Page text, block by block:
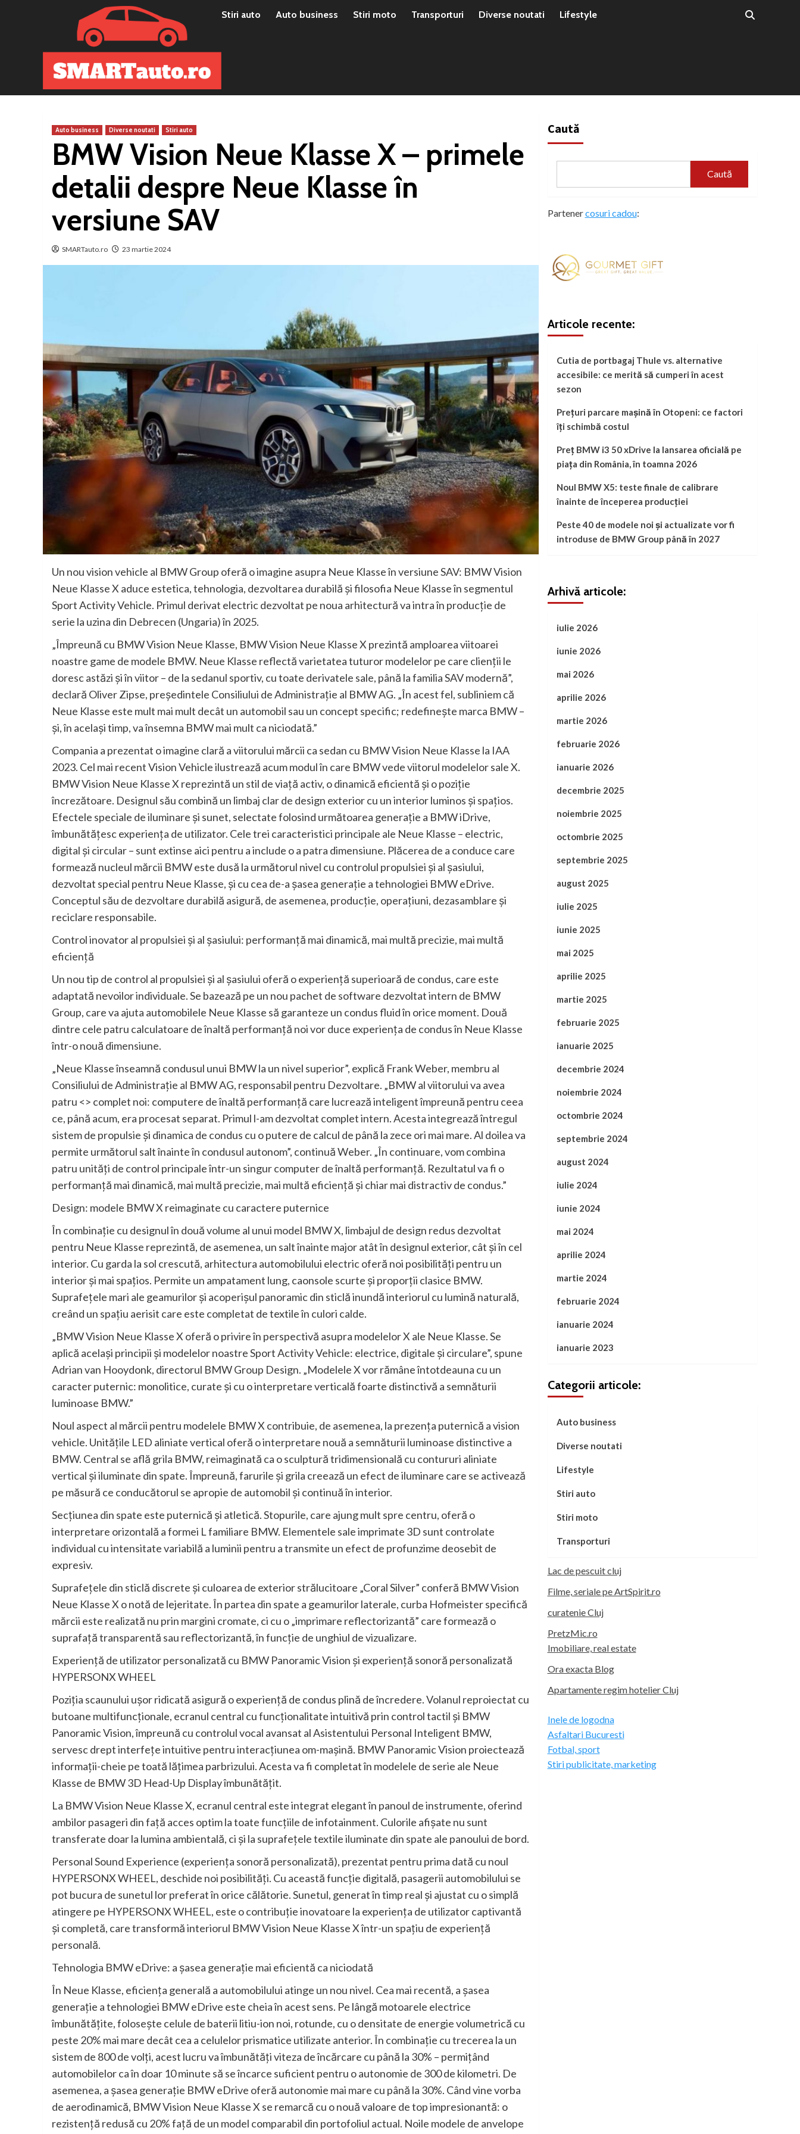
Stiri auto Auto business Stiri moto Transporturi Diverse noutati Lifestyle
Auto business Diverse noutati Stiri auto
BMW Vision Neue Klasse X – primele
detalii despre Neue Klasse în
versiune SAV
SMARTauto.ro 23 martie 2024
Un nou vision vehicle al BMW Group oferă o imagine asupra Neue Klasse în versiune SAV: BMW Vision
Neue Klasse X aduce estetica, tehnologia, dezvoltarea durabilă şi filosofia Neue Klasse în segmentul
Sport Activity Vehicle. Primul derivat electric dezvoltat pe noua arhitectură va intra în producţie de
serie la uzina din Debrecen (Ungaria) în 2025.
„Împreună cu BMW Vision Neue Klasse, BMW Vision Neue Klasse X prezintă amploarea viitoarei
noastre game de modele BMW. Neue Klasse reflectă varietatea tuturor modelelor pe care clienţii le
doresc astăzi şi în viitor – de la sedanul sportiv, cu toate derivatele sale, până la familia SAV modernă”,
declară Oliver Zipse, preşedintele Consiliului de Administraţie al BMW AG. „În acest fel, subliniem că
Neue Klasse este mult mai mult decât un automobil sau un concept specific; redefineşte marca BMW –
şi, în acelaşi timp, va însemna BMW mai mult ca niciodată.”
Compania a prezentat o imagine clară a viitorului mărcii ca sedan cu BMW Vision Neue Klasse la IAA
2023. Cel mai recent Vision Vehicle ilustrează acum modul în care BMW vede viitorul modelelor sale X.
BMW Vision Neue Klasse X reprezintă un stil de viaţă activ, o dinamică eficientă şi o poziţie
încrezătoare. Designul său combină un limbaj clar de design exterior cu un interior luminos şi spaţios.
Efectele speciale de iluminare şi sunet, selectate folosind următoarea generaţie a BMW iDrive,
îmbunătăţesc experienţa de utilizator. Cele trei caracteristici principale ale Neue Klasse – electric,
digital şi circular – sunt extinse aici pentru a include o a patra dimensiune. Plăcerea de a conduce care
formează nucleul mărcii BMW este dusă la următorul nivel cu controlul propulsiei şi al şasiului,
dezvoltat special pentru Neue Klasse, şi cu cea de-a şasea generaţie a tehnologiei BMW eDrive.
Conceptul său de dezvoltare durabilă asigură, de asemenea, producţie, operaţiuni, dezasamblare şi
reciclare responsabile.
Control inovator al propulsiei şi al şasiului: performanţă mai dinamică, mai multă precizie, mai multă
eficienţă
Un nou tip de control al propulsiei şi al şasiului oferă o experienţă superioară de condus, care este
adaptată nevoilor individuale. Se bazează pe un nou pachet de software dezvoltat intern de BMW
Group, care va ajuta automobilele Neue Klasse să garanteze un condus fluid în orice moment. Două
dintre cele patru calculatoare de înaltă performanţă noi vor duce experienţa de condus în Neue Klasse
într-o nouă dimensiune.
„Neue Klasse înseamnă condusul unui BMW la un nivel superior”, explică Frank Weber, membru al
Consiliului de Administraţie al BMW AG, responsabil pentru Dezvoltare. „BMW al viitorului va avea
patru <> complet noi: computere de înaltă performanţă care lucrează inteligent împreună pentru ceea
ce, până acum, era procesat separat. Primul l-am dezvoltat complet intern. Acesta integrează întregul
sistem de propulsie şi dinamica de condus cu o putere de calcul de până la zece ori mai mare. Al doilea va
permite următorul salt înainte în condusul autonom”, continuă Weber. „În continuare, vom combina
patru unităţi de control principale într-un singur computer de înaltă performanţă. Rezultatul va fi o
performanţă mai dinamică, mai multă precizie, mai multă eficienţă şi chiar mai distractiv de condus.”
Design: modele BMW X reimaginate cu caractere puternice
În combinaţie cu designul în două volume al unui model BMW X, limbajul de design redus dezvoltat
pentru Neue Klasse reprezintă, de asemenea, un salt înainte major atât în designul exterior, cât şi în cel
interior. Cu garda la sol crescută, arhitectura automobilului electric oferă noi posibilităţi pentru un
interior şi mai spaţios. Permite un ampatament lung, caonsole scurte şi proporţii clasice BMW.
Suprafeţele mari ale geamurilor şi acoperişul panoramic din sticlă inundă interiorul cu lumină naturală,
creând un spaţiu aerisit care este completat de textile în culori calde.
„BMW Vision Neue Klasse X oferă o privire în perspectivă asupra modelelor X ale Neue Klasse. Se
aplică acelaşi principii şi modelelor noastre Sport Activity Vehicle: electrice, digitale şi circulare”, spune
Adrian van Hooydonk, directorul BMW Group Design. „Modelele X vor rămâne întotdeauna cu un
caracter puternic: monolitice, curate şi cu o interpretare verticală foarte distinctivă a semnăturii
luminoase BMW.”
Noul aspect al mărcii pentru modelele BMW X contribuie, de asemenea, la prezenţa puternică a vision
vehicle. Unităţile LED aliniate vertical oferă o interpretare nouă a semnăturii luminoase distinctive a
BMW. Central se află grila BMW, reimaginată ca o sculptură tridimensională cu contururi aliniate
vertical şi iluminate din spate. Împreună, farurile şi grila creează un efect de iluminare care se activează
pe măsură ce conducătorul se apropie de automobil şi continuă în interior.
Secţiunea din spate este puternică şi atletică. Stopurile, care ajung mult spre centru, oferă o
interpretare orizontală a formei L familiare BMW. Elementele sale imprimate 3D sunt controlate
individual cu intensitate variabilă a luminii pentru a transmite un efect de profunzime deosebit de
expresiv.
Suprafeţele din sticlă discrete şi culoarea de exterior strălucitoare „Coral Silver” conferă BMW Vision
Neue Klasse X o notă de lejeritate. În partea din spate a geamurilor laterale, curba Hofmeister specifică
mărcii este realizată nu prin margini cromate, ci cu o „imprimare reflectorizantă” care formează o
suprafaţă transparentă sau reflectorizantă, în funcţie de unghiul de vizualizare.
Experienţă de utilizator personalizată cu BMW Panoramic Vision şi experienţă sonoră personalizată
HYPERSONX WHEEL
Poziţia scaunului uşor ridicată asigură o experienţă de condus plină de încredere. Volanul reproiectat cu
butoane multifuncţionale, ecranul central cu funcţionalitate intuitivă prin control tactil şi BMW
Panoramic Vision, împreună cu controlul vocal avansat al Asistentului Personal Inteligent BMW,
servesc drept interfeţe intuitive pentru interacţiunea om-maşină. BMW Panoramic Vision proiectează
informaţii-cheie pe toată lăţimea parbrizului. Acesta va fi completat în modelele de serie ale Neue
Klasse de BMW 3D Head-Up Display îmbunătăţit.
La BMW Vision Neue Klasse X, ecranul central este integrat elegant în panoul de instrumente, oferind
ambilor pasageri din faţă acces optim la toate funcţiile de infotainment. Culorile afişate nu sunt
transferate doar la lumina ambientală, ci şi la suprafeţele textile iluminate din spate ale panoului de bord.
Personal Sound Experience (experienţa sonoră personalizată), prezentat pentru prima dată cu noul
HYPERSONX WHEEL, deschide noi posibilităţi. Cu această funcţie digitală, pasagerii automobilului se
pot bucura de sunetul lor preferat în orice călătorie. Sunetul, generat în timp real şi ajustat cu o simplă
atingere pe HYPERSONX WHEEL, este o contribuţie inovatoare la experienţa de utilizator captivantă
şi completă, care transformă interiorul BMW Vision Neue Klasse X într-un spaţiu de experienţă
personală.
Tehnologia BMW eDrive: a şasea generaţie mai eficientă ca niciodată
În Neue Klasse, eficienţa generală a automobilului atinge un nou nivel. Cea mai recentă, a şasea
generaţie a tehnologiei BMW eDrive este cheia în acest sens. Pe lângă motoarele electrice
îmbunătăţite, foloseşte celule de baterii litiu-ion noi, rotunde, cu o densitate de energie volumetrică cu
peste 20% mai mare decât cea a celulelor prismatice utilizate anterior. În combinaţie cu trecerea la un
sistem de 800 de volţi, acest lucru va îmbunătăţi viteza de încărcare cu până la 30% – permiţând
automobilelor ca în doar 10 minute să se încarce suficient pentru o autonomie de 300 de kilometri. De
asemenea, a şasea generaţie BMW eDrive oferă autonomie mai mare cu până la 30%. Când vine vorba
de aerodinamică, BMW Vision Neue Klasse X se remarcă cu o nouă valoare de top impresionantă: o
rezistenţă redusă cu 20% faţă de un model comparabil din portofoliul actual. Noile modele de anvelope
Caută
Caută
Partenercosuri cadou:
Articole recente:
Cutia de portbagaj Thule vs. alternative
accesibile: ce merită să cumperi în acest
sezon
Prețuri parcare mașină în Otopeni: ce factori
îți schimbă costul
Preț BMW i3 50 xDrive la lansarea oficială pe
piața din România, în toamna 2026
Noul BMW X5: teste finale de calibrare
înainte de începerea producției
Peste 40 de modele noi și actualizate vor fi
introduse de BMW Group până în 2027
Arhivă articole:
iulie 2026
iunie 2026
mai 2026
aprilie 2026
martie 2026
februarie 2026
ianuarie 2026
decembrie 2025
noiembrie 2025
octombrie 2025
septembrie 2025
august 2025
iulie 2025
iunie 2025
mai 2025
aprilie 2025
martie 2025
februarie 2025
ianuarie 2025
decembrie 2024
noiembrie 2024
octombrie 2024
septembrie 2024
august 2024
iulie 2024
iunie 2024
mai 2024
aprilie 2024
martie 2024
februarie 2024
ianuarie 2024
ianuarie 2023
Categorii articole:
Auto business
Diverse noutati
Lifestyle
Stiri auto
Stiri moto
Transporturi
Lac de pescuit cluj
Filme, seriale pe ArtSpirit.ro
curatenie Cluj
PretzMic.ro
Imobiliare, real estate
Ora exacta Blog
Apartamente regim hotelier Cluj
Inele de logodna
Asfaltari Bucuresti
Fotbal, sport
Stiri publicitate, marketing